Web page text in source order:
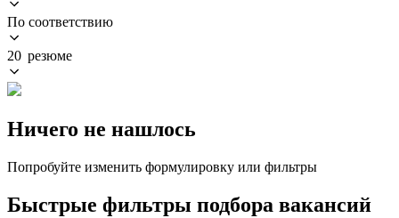
По соответствию
20 резюме
Ничего не нашлось
Попробуйте изменить формулировку или фильтры
Быстрые фильтры подбора вакансий